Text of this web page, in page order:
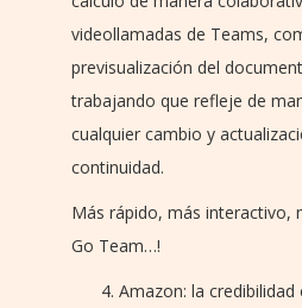
videollamadas de Teams,
previsualización del
trabajando que refleje de
cualquier cambio y
continuidad.
Más rápido, más interactivo,
Go Team…!
Amazon: la